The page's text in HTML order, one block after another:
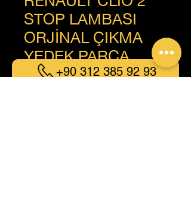
STOP LAMBASI
ORJİNAL ÇIKMA
YEDEK PARÇA
+90 312 385 92 93